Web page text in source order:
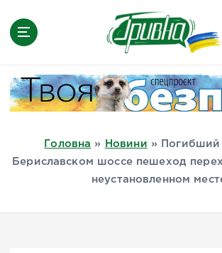
Миколаїв, Одеса,
Головна » Новини »
Погибший
Бериславском шоссе пешеход
неустановленном